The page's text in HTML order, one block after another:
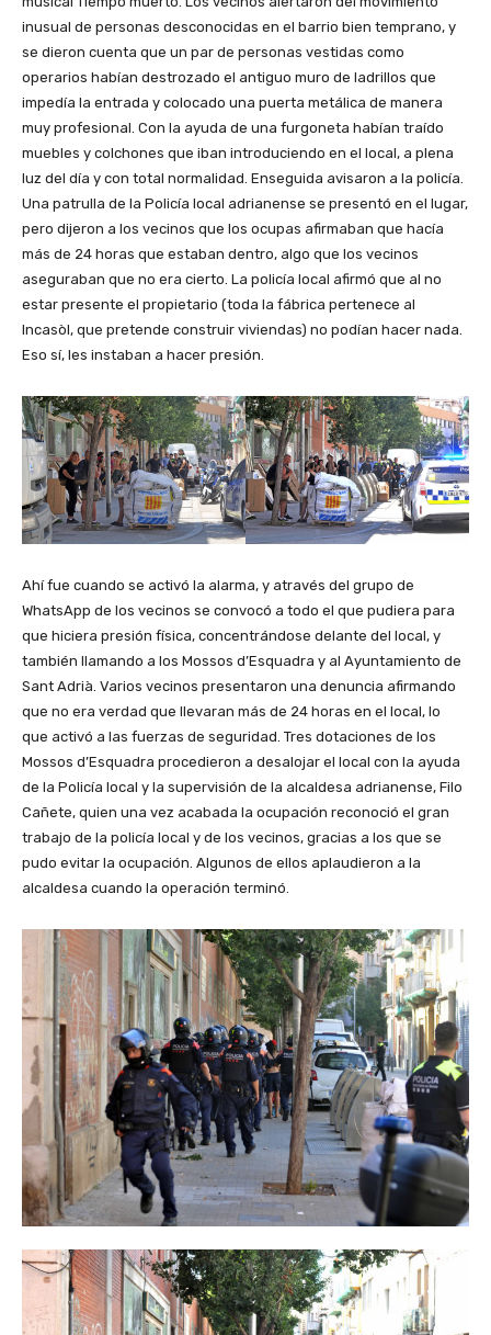
inusual de personas desconocidas en el barrio bien temprano, y
se dieron cuenta que un par de personas vestidas como
operarios habían destrozado el antiguo muro de ladrillos que
impedía la entrada y colocado una puerta metálica de manera
muy profesional. Con la ayuda de una furgoneta habían traído
muebles y colchones que iban introduciendo en el local, a plena
luz del día y con total normalidad. Enseguida avisaron a la policía.
Una patrulla de la Policía local adrianense se presentó en el lugar,
pero dijeron a los vecinos que los ocupas afirmaban que hacía
más de 24 horas que estaban dentro, algo que los vecinos
aseguraban que no era cierto. La policía local afirmó que al no
estar presente el propietario (toda la fábrica pertenece al
Incasòl, que pretende construir viviendas) no podían hacer nada.
Eso sí, les instaban a hacer presión.
Ahí fue cuando se activó la alarma, y através del grupo de
WhatsApp de los vecinos se convocó a todo el que pudiera para
que hiciera presión física, concentrándose delante del local, y
también llamando a los Mossos d’Esquadra y al Ayuntamiento de
Sant Adrià. Varios vecinos presentaron una denuncia afirmando
que no era verdad que llevaran más de 24 horas en el local, lo
que activó a las fuerzas de seguridad. Tres dotaciones de los
Mossos d’Esquadra procedieron a desalojar el local con la ayuda
de la Policía local y la supervisión de la alcaldesa adrianense, Filo
Cañete, quien una vez acabada la ocupación reconoció el gran
trabajo de la policía local y de los vecinos, gracias a los que se
pudo evitar la ocupación. Algunos de ellos aplaudieron a la
alcaldesa cuando la operación terminó.